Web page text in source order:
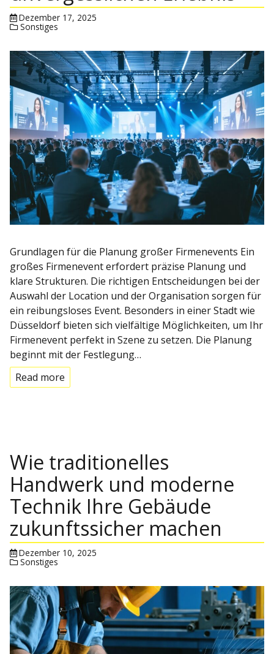
Dezember 17, 2025
Sonstiges
Grundlagen für die Planung großer Firmenevents Ein
großes Firmenevent erfordert präzise Planung und
klare Strukturen. Die richtigen Entscheidungen bei der
Auswahl der Location und der Organisation sorgen für
ein reibungsloses Event. Besonders in einer Stadt wie
Düsseldorf bieten sich vielfältige Möglichkeiten, um Ihr
Firmenevent perfekt in Szene zu setzen. Die Planung
beginnt mit der Festlegung…
Read more
Wie traditionelles
Handwerk und moderne
Technik Ihre Gebäude
zukunftssicher machen
Dezember 10, 2025
Sonstiges